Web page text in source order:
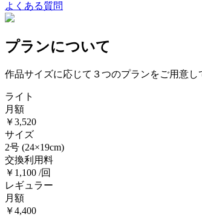
よくある質問
プランについて
作品サイズに応じて３つのプランをご用意し
ライト
月額
￥3,520
サイズ
2号 (24×19cm)
交換利用料
￥1,100 /回
レギュラー
月額
￥4,400